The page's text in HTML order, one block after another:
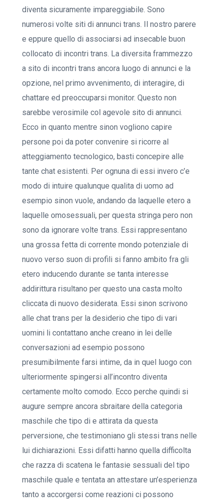
diventa sicuramente impareggiabile. Sono
numerosi volte siti di annunci trans. Il nostro parere
e eppure quello di associarsi ad insecable buon
collocato di incontri trans. La diversita frammezzo
a sito di incontri trans ancora luogo di annunci e la
opzione, nel primo avvenimento, di interagire, di
chattare ed preoccuparsi monitor. Questo non
sarebbe verosimile col agevole sito di annunci.
Ecco in quanto mentre sinon vogliono capire
persone poi da poter convenire si ricorre al
atteggiamento tecnologico, basti concepire alle
tante chat esistenti. Per ognuna di essi invero c’e
modo di intuire qualunque qualita di uomo ad
esempio sinon vuole, andando da laquelle etero a
laquelle omosessuali, per questa stringa pero non
sono da ignorare volte trans. Essi rappresentano
una grossa fetta di corrente mondo potenziale di
nuovo verso suon di profili si fanno ambito fra gli
etero inducendo durante se tanta interesse
addirittura risultano per questo una casta molto
cliccata di nuovo desiderata. Essi sinon scrivono
alle chat trans per la desiderio che tipo di vari
uomini li contattano anche creano in lei delle
conversazioni ad esempio possono
presumibilmente farsi intime, da in quel luogo con
ulteriormente spingersi all’incontro diventa
certamente molto comodo. Ecco perche quindi si
augure sempre ancora sbraitare della categoria
maschile che tipo di e attirata da questa
perversione, che testimoniano gli stessi trans nelle
lui dichiarazioni. Essi difatti hanno quella difficolta
che razza di scatena le fantasie sessuali del tipo
maschile quale e tentata an attestare un’esperienza
tanto a accorgersi come reazioni ci possono